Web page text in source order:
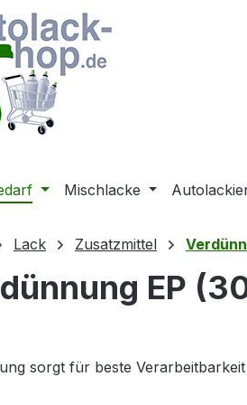
springen
Mischlacke
Lack Zusatzmittel
EP
sorgt für beste